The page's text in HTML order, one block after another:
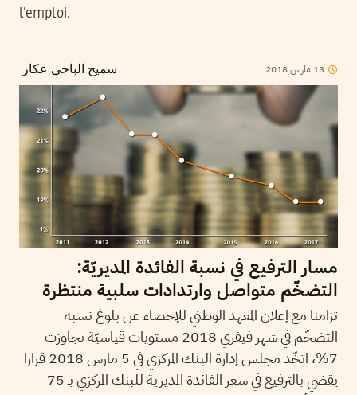
l’emploi.
سميح الباجي عكاز 13 مارس2018
مسار الترفيع في نسبة الفائدة المديريّة:
التضخّم متواصل وارتدادات سلبية منتظرة
تزامنا مع إعلان المعهد الوطني للإحصاء عن بلوغ نسبة
التضخّم في شهر فيفري 2018 مستويات قياسيّة تجاوزت
7%، اتخّذ مجلس إدارة البنك المركزي في 5 مارس 2018 قرارا
يقضي بالترفيع في سعر الفائدة المديرية للبنك المركزي بـ 75